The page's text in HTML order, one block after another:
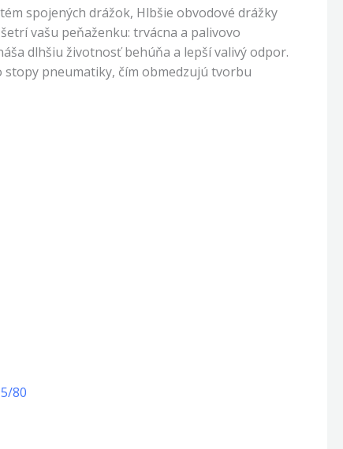
spojených drážok, Hlbšie obvodové drážky
vašu peňaženku: trvácna a palivovo
dlhšiu životnosť behúňa a lepší valivý odpor.
pneumatiky, čím obmedzujú tvorbu
80